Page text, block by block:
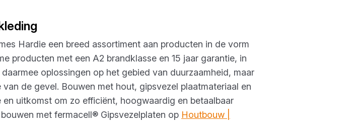
Hardie een breed assortiment aan producten in de vorm
producten met een A2 brandklasse en 15 jaar garantie, in
oplossingen op het gebied van duurzaamheid, maar
de gevel. Bouwen met hout, gipsvezel plaatmateriaal en
uitkomst om zo efficiënt, hoogwaardig en betaalbaar
met fermacell® Gipsvezelplaten op Houtbouw |